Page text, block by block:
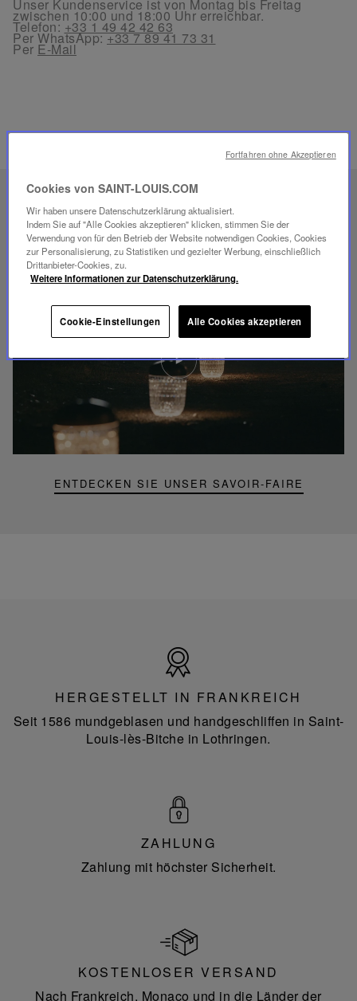
Unser Kundenservice ist von Montag bis Freitag
zwischen 10:00 und 18:00 Uhr erreichbar.
Telefon:+33 1 49 42 42 63
Per WhatsApp:+33 7 89 41 73 31
Per E-Mail
EINZIGARTIGES
SAVOIR-FAIRE
FOLIA BELEUCHTUNG
ENTDECKEN SIE UNSER SAVOIR-FAIRE
Video
abspielen
YouTube-
Video,
Folia
Mini-
Portable-
Frankreich
HERGESTELLT IN FRANKREICH
Seit 1586 mundgeblasen und handgeschliffen in Saint-
Louis-lès-Bitche in Lothringen.
ZAHLUNG
Zahlung mit höchster Sicherheit.
KOSTENLOSER VERSAND
Nach Frankreich, Monaco und in die Länder der
Cookies von SAINT-LOUIS.COM
Wir haben unsere Datenschutzerklärung aktualisiert.
Indem Sie auf "Alle Cookies akzeptieren" klicken, stimmen Sie der
Verwendung von für den Betrieb der Website notwendigen Cookies, Cookies
zur Personalisierung, zu Statistiken und gezielter Werbung, einschließlich
Drittanbieter-Cookies, zu.
Weitere Informationen zur Datenschutzerklärung.
Cookie-Einstellungen Alle Cookies akzeptieren
Fortfahren ohne Akzeptieren